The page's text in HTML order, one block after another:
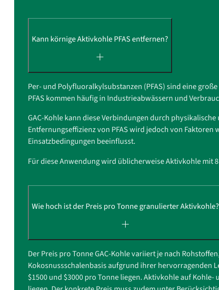
Kann körnige Aktivkohle PFAS entfernen?
Per- und Polyfluoralkylsubstanzen (PFAS) sind eine
PFAS kommen häufig in Industrieabwässern und
GAC-Kohle kann diese Verbindungen durch
Entfernungseffizienz von PFAS wird jedoch von
Einsatzbedingungen beeinflusst.
Für diese Anwendung wird üblicherweise Aktivkohle mit
Wie hoch ist der Preis pro Tonne granulierter Aktivkohle?
Der Preis pro Tonne GAC-Kohle variiert je nach
Kokosnussschalenbasis aufgrund ihrer hervorragenden
$1500 und $3000 pro Tonne liegen. Aktivkohle auf